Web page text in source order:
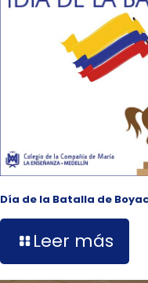
Día de la Batalla de
Leer más